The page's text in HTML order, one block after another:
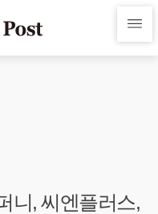
니, 씨엔플러스,